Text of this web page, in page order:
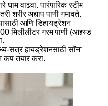
घाम वाढवा. पारंपारिक स्टीम
शरीर अद्याप पाणी गमावते.
आणि डिहायड्रेशन
मिलीलीटर गरम पाणी (आइस्ड
सत्र हायड्रेशनसाठी सॉना
कप तयार करा.